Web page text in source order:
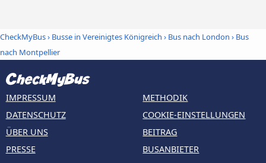
CheckMyBus› Busse in Vereinigtes Königreich › Bus nach London › Bus
nach Montpellier
IMPRESSUM
DATENSCHUTZ
ÜBER UNS
PRESSE
METHODIK
COOKIE-EINSTELLUNGEN
BEITRAG
BUSANBIETER